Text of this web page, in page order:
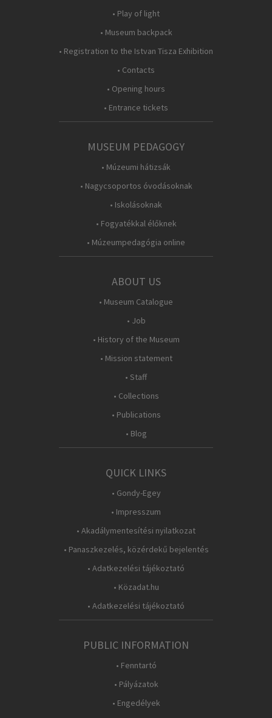
• Play of light
• Museum backpack
• Registration to the Istvan Tisza Exhibition
• Contacts
• Opening hours
• Entrance tickets
MUSEUM PEDAGOGY
• Múzeumi hátizsák
• Nagycsoportos óvodásoknak
• Iskolásoknak
• Fogyatékkal élőknek
• Múzeumpedagógia online
ABOUT US
• Museum Catalogue
• Job
• History of the Museum
• Mission statement
• Staff
• Collections
• Publications
• Blog
QUICK LINKS
• Gondy-Egey
• Impresszum
• Akadálymentesítési nyilatkozat
• Panaszkezelés, közérdekű bejelentés
• Adatkezelési tájékoztató
• Közadat.hu
• Adatkezelési tájékoztató
PUBLIC INFORMATION
• Fenntartó
• Pályázatok
• Engedélyek